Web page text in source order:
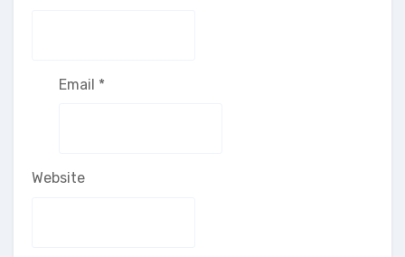
Email *
Website